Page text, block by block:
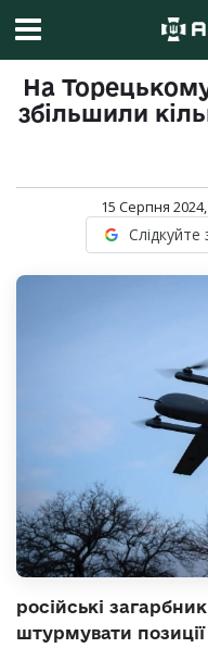
На
збільшили
15 Серпня
російські
штурмувати